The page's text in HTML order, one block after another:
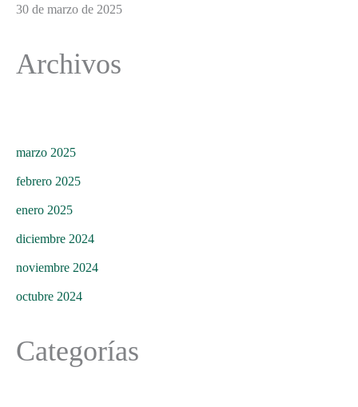
30 de marzo de 2025
Archivos
marzo 2025
febrero 2025
enero 2025
diciembre 2024
noviembre 2024
octubre 2024
Categorías